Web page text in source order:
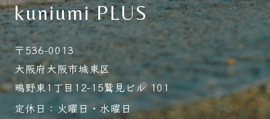
kuniumi PLUS
〒536-0013
大阪府大阪市城東区
鴫野東1丁目12-15鷲見ビル 101
定休日：火曜日・水曜日